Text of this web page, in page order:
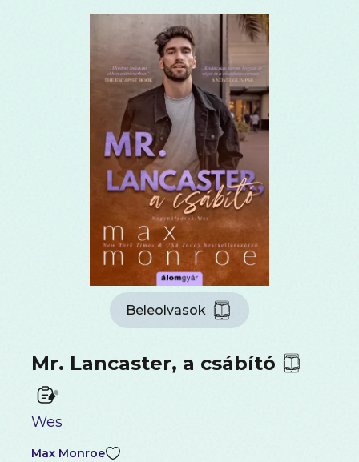
Beleolvasok
Mr. Lancaster, a csábító
Wes
Max Monroe